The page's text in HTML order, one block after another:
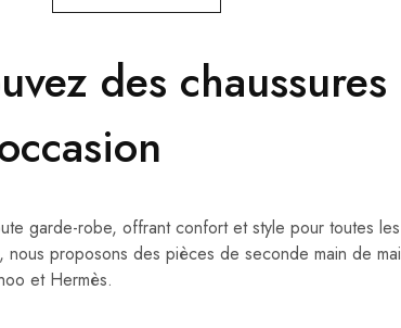
des
garde-robe, offrant confort et style pour toutes
proposons des pièces de seconde main de
et Hermès.